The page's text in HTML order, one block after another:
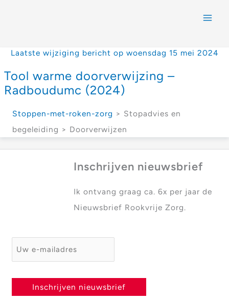
Laatste wijziging bericht op woensdag 15 mei 2024
Tool warme doorverwijzing –
Radboudumc (2024)
Stoppen-met-roken-zorg > Stopadvies en
begeleiding > Doorverwijzen
Inschrijven nieuwsbrief
Ik ontvang graag ca. 6x per jaar de
Nieuwsbrief Rookvrije Zorg.
E-mailadres *
Inschrijven nieuwsbrief